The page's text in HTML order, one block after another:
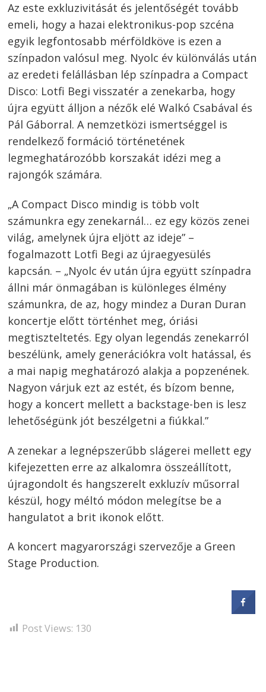
Az este exkluzivitását és jelentőségét tovább
emeli, hogy a hazai elektronikus-pop szcéna
egyik legfontosabb mérföldköve is ezen a
színpadon valósul meg. Nyolc év különválás után
az eredeti felállásban lép színpadra a Compact
Disco: Lotfi Begi visszatér a zenekarba, hogy
újra együtt álljon a nézők elé Walkó Csabával és
Pál Gáborral. A nemzetközi ismertséggel is
rendelkező formáció történetének
legmeghatározóbb korszakát idézi meg a
rajongók számára.
„A Compact Disco mindig is több volt
számunkra egy zenekarnál… ez egy közös zenei
világ, amelynek újra eljött az ideje” –
fogalmazott Lotfi Begi az újraegyesülés
kapcsán. – „Nyolc év után újra együtt színpadra
állni már önmagában is különleges élmény
számunkra, de az, hogy mindez a Duran Duran
koncertje előtt történhet meg, óriási
megtiszteltetés. Egy olyan legendás zenekarról
beszélünk, amely generációkra volt hatással, és
a mai napig meghatározó alakja a popzenének.
Nagyon várjuk ezt az estét, és bízom benne,
hogy a koncert mellett a backstage-ben is lesz
lehetőségünk jót beszélgetni a fiúkkal.”
A zenekar a legnépszerűbb slágerei mellett egy
kifejezetten erre az alkalomra összeállított,
újragondolt és hangszerelt exkluzív műsorral
készül, hogy méltó módon melegítse be a
hangulatot a brit ikonok előtt.
A koncert magyarországi szervezője a Green
Stage Production.
Post Views: 130